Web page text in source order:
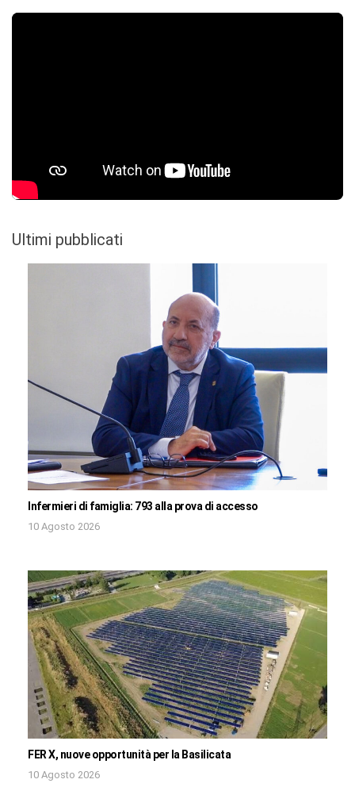
Ultimi pubblicati
Infermieri di famiglia: 793 alla prova di accesso
10 Agosto 2026
FER X, nuove opportunità per la Basilicata
10 Agosto 2026